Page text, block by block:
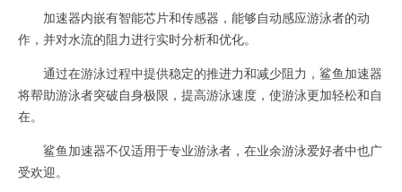
加速器内嵌有智能芯片和传感器，能够自动感应游泳者的动
作，并对水流的阻力进行实时分析和优化。
通过在游泳过程中提供稳定的推进力和减少阻力，鲨鱼加速器
将帮助游泳者突破自身极限，提高游泳速度，使游泳更加轻松和自
在。
鲨鱼加速器不仅适用于专业游泳者，在业余游泳爱好者中也广
受欢迎。